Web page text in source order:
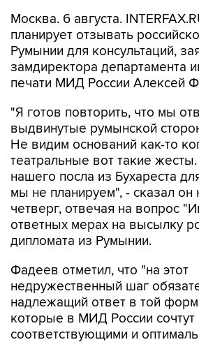
Москва. 6 августа.
планирует отзывать
Румынии для консультаций,
замдиректора департамента
печати МИД России Алексей
"Я готов повторить, что мы
выдвинутые румынской
Не видим оснований как-то
театральные вот такие
нашего посла из Бухареста
мы не планируем", - сказал он
четверг, отвечая на вопрос
ответных мерах на высылку
дипломата из Румынии.
Фадеев отметил, что "на этот
недружественный шаг
надлежащий ответ в той
которые в МИД России сочтут
соответствующими и